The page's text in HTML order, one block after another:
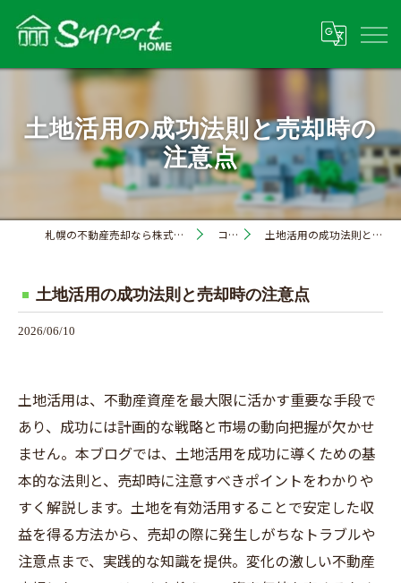
土地活用の成功法則と売却時の
注意点
札幌の不動産売却なら株式会社サポートホーム コラム 土地活用の成功法則と売却時の注意点
土地活用の成功法則と売却時の注意点
2026/06/10
土地活用は、不動産資産を最大限に活かす重要な手段で
あり、成功には計画的な戦略と市場の動向把握が欠かせ
ません。本ブログでは、土地活用を成功に導くための基
本的な法則と、売却時に注意すべきポイントをわかりや
すく解説します。土地を有効活用することで安定した収
益を得る方法から、売却の際に発生しがちなトラブルや
注意点まで、実践的な知識を提供。変化の激しい不動産